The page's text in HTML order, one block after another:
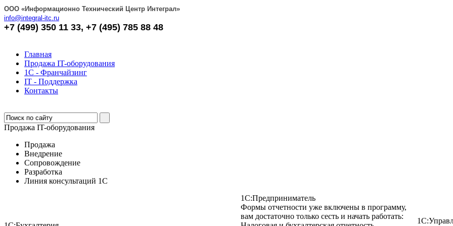
OOO «Информационно Технический Центр Интеграл»
info@integral-itc.ru
+7 (499) 350 11 33, +7 (495) 785 88 48
Главная
Продажа IT-оборудования
1С - Франчайзинг
IT - Поддержка
Контакты
Продажа IT-оборудования
Продажа
Внедрение
Сопровождение
Разработка
Линия консультаций 1C
1С:Предприниматель
Формы отчетности уже включены в программу,
вам достаточно только сесть и начать работать: